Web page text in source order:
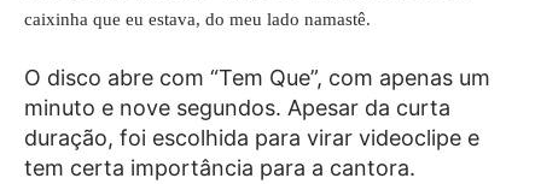
caixinha que eu estava, do meu lado namastê.
O disco abre com “Tem Que”, com apenas um
minuto e nove segundos. Apesar da curta
duração, foi escolhida para virar videoclipe e
tem certa importância para a cantora.